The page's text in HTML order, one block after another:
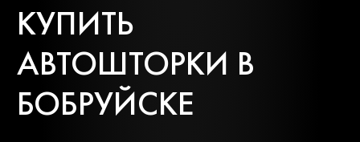
КУПИТЬ
АВТОШТОРКИ В
БОБРУЙСКЕ